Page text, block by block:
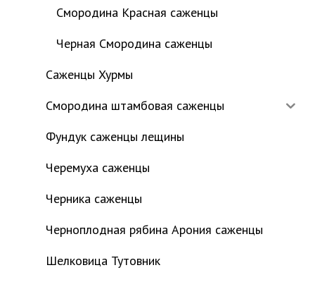
Смородина Красная саженцы
Черная Смородина саженцы
Саженцы Хурмы
Смородина штамбовая саженцы
Фундук саженцы лещины
Черемуха саженцы
Черника саженцы
Черноплодная рябина Арония саженцы
Шелковица Тутовник